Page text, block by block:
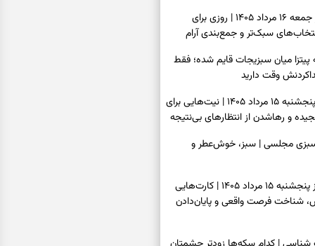
فال روزانه امروز جمعه ۱۶ مرداد ۱۴۰۵ | روزی برای
سبک‌تر و جمع‌بندی آرام
پیتزا میان سبزیجات قایم شده؛ فقط
فال ابجد امروز پنجشنبه ۱۵ مرداد ۱۴۰۵ | نیت‌هایی برای
و رهاشدن از انتظارهای بی‌نتیجه
سبزی مجلسی | سبز، خوش‌عطر و
فال تاروت امروز پنجشنبه ۱۵ مرداد ۱۴۰۵ | کارت‌هایی
شناخت فرصت واقعی و پایان‌دادن